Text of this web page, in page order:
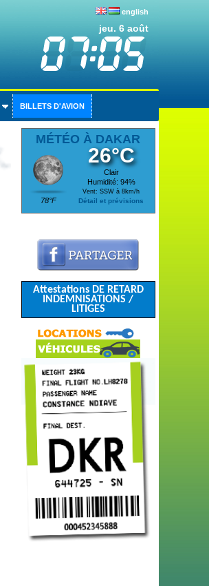
english
jeu. 6 août
BILLETS D'AVION
MÉTÉO À DAKAR
78°F
26°C
Clair
Humidité: 94%
Vent: SSW à 8km/h
Détail et prévisions
Attestations DE RETARD
INDEMNISATIONS /
LITIGES